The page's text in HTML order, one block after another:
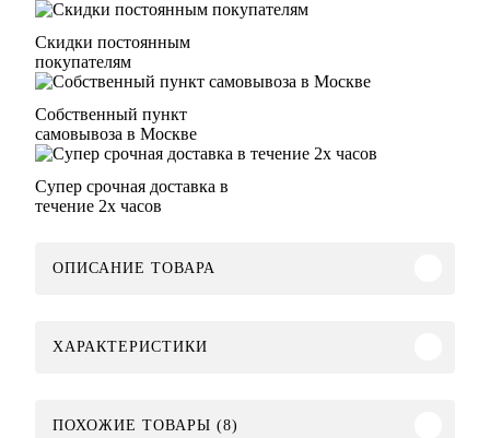
Скидки постоянным
покупателям
Собственный пункт
самовывоза в Москве
Супер срочная доставка в
течение 2х часов
ОПИСАНИЕ ТОВАРА
ХАРАКТЕРИСТИКИ
ПОХОЖИЕ ТОВАРЫ (8)